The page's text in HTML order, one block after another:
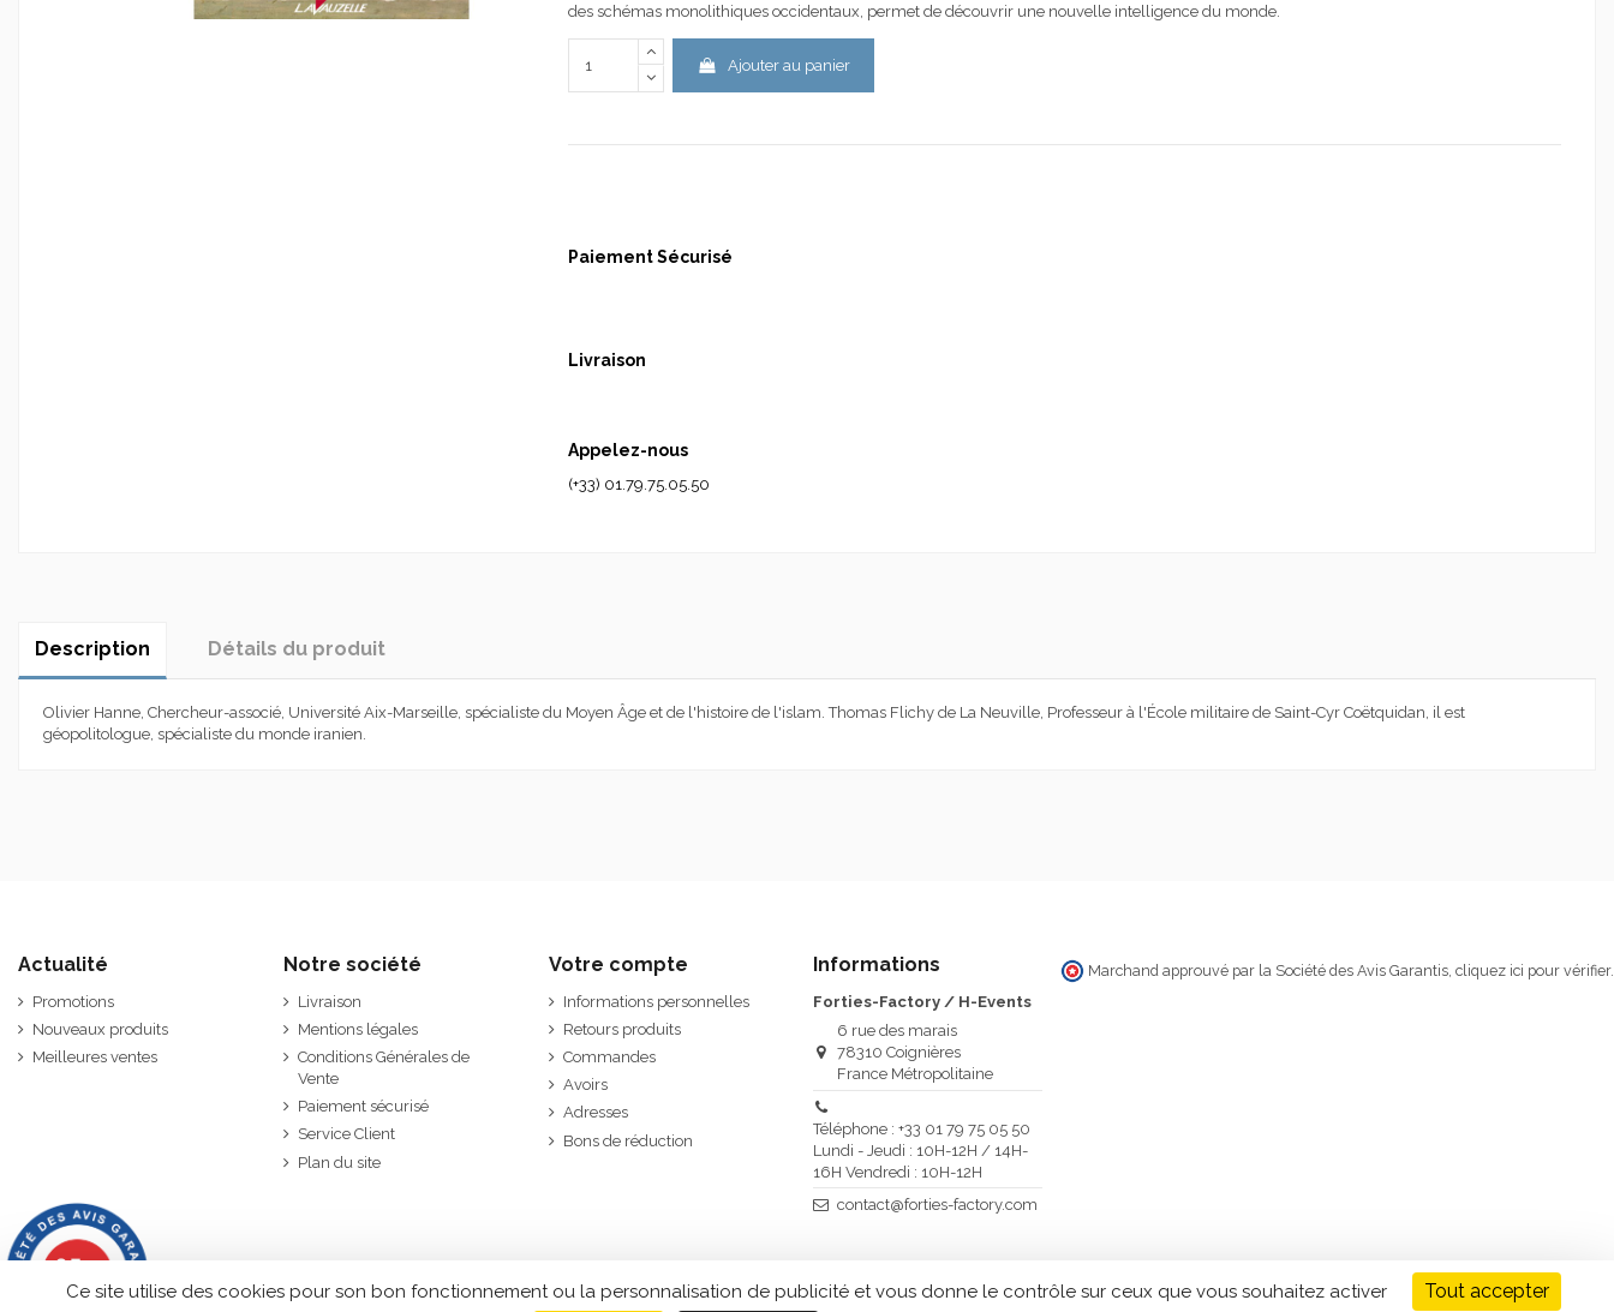
des schémas monolithiques occidentaux, permet de découvrir une nouvelle intelligence du monde.
Ajouter au panier
Paiement Sécurisé
Livraison
Appelez-nous
(+33) 01.79.75.05.50
Description Détails du produit
Olivier Hanne, Chercheur-associé, Université Aix-Marseille, spécialiste du Moyen Âge et de l'histoire de l'islam. Thomas Flichy de La Neuville, Professeur à l'École militaire de Saint-Cyr Coëtquidan, il est
géopolitologue, spécialiste du monde iranien.
Actualité
Promotions
Nouveaux produits
Meilleures ventes
Notre société
Livraison
Mentions légales
Conditions Générales de
Vente
Paiement sécurisé
Service Client
Plan du site
Votre compte
Informations personnelles
Retours produits
Commandes
Avoirs
Adresses
Bons de réduction
Informations
Forties-Factory / H-Events
6 rue des marais
78310 Coignières
France Métropolitaine
Téléphone : +33 01 79 75 05 50
Lundi - Jeudi : 10H-12H / 14H-
16H Vendredi : 10H-12H
contact@forties-factory.com
Marchand approuvé par la Société des Avis Garantis, cliquez ici pour vérifier.
9.7
2846 avis
Ce site utilise des cookies pour son bon fonctionnement ou la personnalisation de publicité et vous donne le contrôle sur ceux que vous souhaitez activer Tout accepter